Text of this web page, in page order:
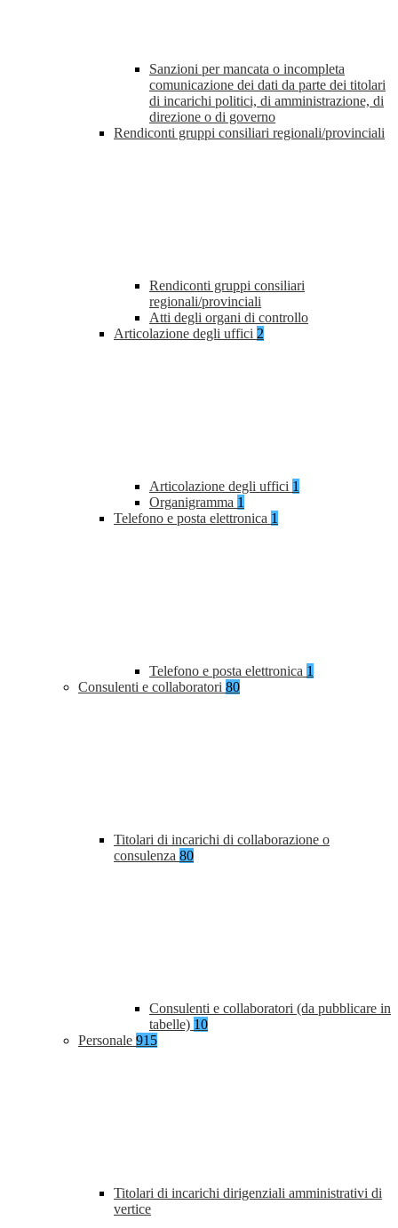
Sanzioni per mancata o incompleta
comunicazione dei dati da parte dei titolari
di incarichi politici, di amministrazione, di
direzione o di governo
Rendiconti gruppi consiliari regionali/provinciali
Rendiconti gruppi consiliari
regionali/provinciali
Atti degli organi di controllo
Articolazione degli uffici 2
Articolazione degli uffici 1
Organigramma 1
Telefono e posta elettronica 1
Telefono e posta elettronica 1
Consulenti e collaboratori 80
Titolari di incarichi di collaborazione o
consulenza 80
Consulenti e collaboratori (da pubblicare in
tabelle) 10
Personale 915
Titolari di incarichi dirigenziali amministrativi di
vertice